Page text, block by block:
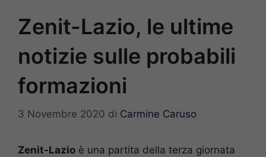
Zenit-Lazio, le ultime
notizie sulle probabili
formazioni
3 Novembre 2020 di Carmine Caruso
Zenit-Lazio è una partita della terza giornata